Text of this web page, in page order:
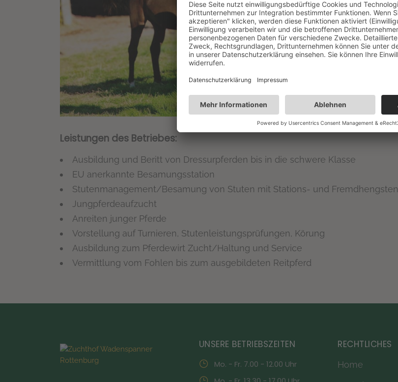
Leistungen des Betriebes:
Ausbildung und Beritt von Dressurpferden bis in die schwere Klasse
EU anerkannte Besamungsstation
Stutenmanagement/Besamung von Stuten mit Stations- und Fremdhengsten
Jungpferdeaufzucht
Anreiten junger Pferde
Vorstellung auf Turnieren, Stutenleistungsprüfungen, Körung
Ausbildung zum Pferdewirt Zucht/Haltung und Service
Vermittlung vom Fohlen bis zum ausgebildeten Reitpferd
UNSERE BETRIEBSZEITEN
Mo. - Fr. 7.00 - 12.00 Uhr
RECHTLICHES
Home